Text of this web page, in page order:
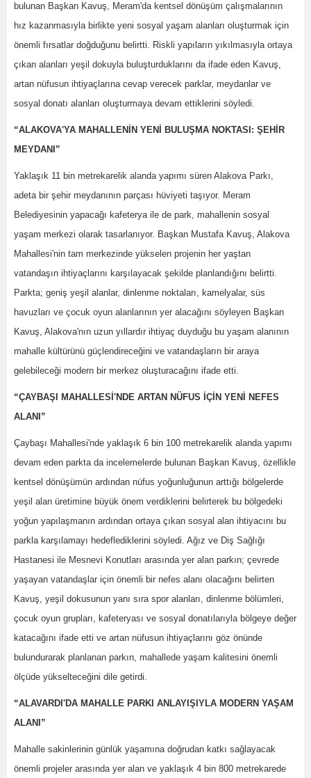
bulunan Başkan Kavuş, Meram'da kentsel dönüşüm çalışmalarının
hız kazanmasıyla birlikte yeni sosyal yaşam alanları oluşturmak için
önemli fırsatlar doğduğunu belirtti. Riskli yapıların yıkılmasıyla ortaya
çıkan alanları yeşil dokuyla buluşturduklarını da ifade eden Kavuş,
artan nüfusun ihtiyaçlarına cevap verecek parklar, meydanlar ve
sosyal donatı alanları oluşturmaya devam ettiklerini söyledi.
“ALAKOVA'YA MAHALLENİN YENİ BULUŞMA NOKTASI: ŞEHİR
MEYDANI”
Yaklaşık 11 bin metrekarelik alanda yapımı süren Alakova Parkı,
adeta bir şehir meydanının parçası hüviyeti taşıyor. Meram
Belediyesinin yapacağı kafeterya ile de park, mahallenin sosyal
yaşam merkezi olarak tasarlanıyor. Başkan Mustafa Kavuş, Alakova
Mahallesi'nin tam merkezinde yükselen projenin her yaştan
vatandaşın ihtiyaçlarını karşılayacak şekilde planlandığını belirtti.
Parkta; geniş yeşil alanlar, dinlenme noktaları, kamelyalar, süs
havuzları ve çocuk oyun alanlarının yer alacağını söyleyen Başkan
Kavuş, Alakova'nın uzun yıllardır ihtiyaç duyduğu bu yaşam alanının
mahalle kültürünü güçlendireceğini ve vatandaşların bir araya
gelebileceği modern bir merkez oluşturacağını ifade etti.
“ÇAYBAŞI MAHALLESİ'NDE ARTAN NÜFUS İÇİN YENİ NEFES
ALANI”
Çaybaşı Mahallesi'nde yaklaşık 6 bin 100 metrekarelik alanda yapımı
devam eden parkta da incelemelerde bulunan Başkan Kavuş, özellikle
kentsel dönüşümün ardından nüfus yoğunluğunun arttığı bölgelerde
yeşil alan üretimine büyük önem verdiklerini belirterek bu bölgedeki
yoğun yapılaşmanın ardından ortaya çıkan sosyal alan ihtiyacını bu
parkla karşılamayı hedeflediklerini söyledi. Ağız ve Diş Sağlığı
Hastanesi ile Mesnevi Konutları arasında yer alan parkın; çevrede
yaşayan vatandaşlar için önemli bir nefes alanı olacağını belirten
Kavuş, yeşil dokusunun yanı sıra spor alanları, dinlenme bölümleri,
çocuk oyun grupları, kafeteryası ve sosyal donatılarıyla bölgeye değer
katacağını ifade etti ve artan nüfusun ihtiyaçlarını göz önünde
bulundurarak planlanan parkın, mahallede yaşam kalitesini önemli
ölçüde yükselteceğini dile getirdi.
“ALAVARDI'DA MAHALLE PARKI ANLAYIŞIYLA MODERN YAŞAM
ALANI”
Mahalle sakinlerinin günlük yaşamına doğrudan katkı sağlayacak
önemli projeler arasında yer alan ve yaklaşık 4 bin 800 metrekarede